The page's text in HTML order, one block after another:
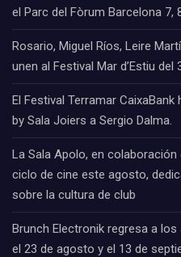
el Parc del Fòrum Barcelona 7,
Rosario, Miguel Ríos, Leire
unen al Festival Mar d’Estiu
El Festival Terramar
by Sala Joiers a Sergio Dalma.
La Sala Apolo, en
ciclo de cine este agosto,
sobre la cultura de club
Brunch Electronik regresa a
el 23 de agosto y el 13 de